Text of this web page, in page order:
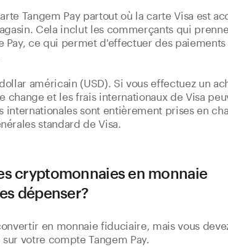
Tangem Pay partout où la carte Visa est
Cela inclut les commerçants qui
Pay, ce qui permet d'effectuer des paiements
américain (USD). Si vous effectuez un
change et les frais internationaux de Visa
internationales sont entièrement prises en
standard de Visa.
cryptomonnaies en monnaie
dépenser?
en monnaie fiduciaire, mais vous
votre compte Tangem Pay.